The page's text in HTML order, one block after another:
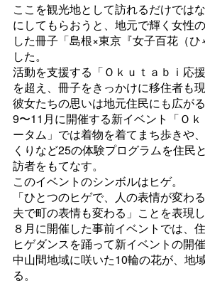
ここを観光地として訪れるだけでは
にしてもらおうと、地元で輝く女性
した冊子「島根×東京『女子百花（
した。
活動を支援する「Ｏｋｕｔａｂｉ応
を超え、冊子をきっかけに移住者も現
彼女たちの思いは地元住民にも広がる
9〜11月に開催する新イベント「Ｏ
ータム」では着物を着てまち歩きや
くりなど25の体験プログラムを住民
訪者をもてなす。
このイベントのシンボルはヒゲ。
「ひとつのヒゲで、人の表情が変わ
夫で町の表情も変わる」ことを表現し
８月に開催した事前イベントでは、
ヒゲダンスを踊って新イベントの開
中山間地域に咲いた10輪の花が、地
る。